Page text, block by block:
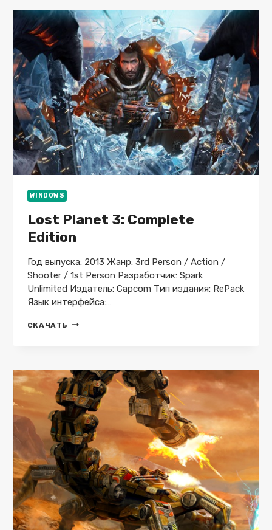
WINDOWS
Lost Planet 3: Complete
Edition
Год выпуска: 2013 Жанр: 3rd Person / Action /
Shooter / 1st Person Разработчик: Spark
Unlimited Издатель: Capcom Тип издания: RePack
Язык интерфейса:…
СКАЧАТЬ LOST